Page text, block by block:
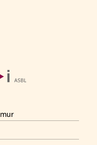
Informationen